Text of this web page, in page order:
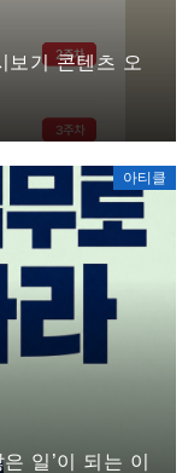
보기 콘텐츠 오
아티클
일’이 되는 이